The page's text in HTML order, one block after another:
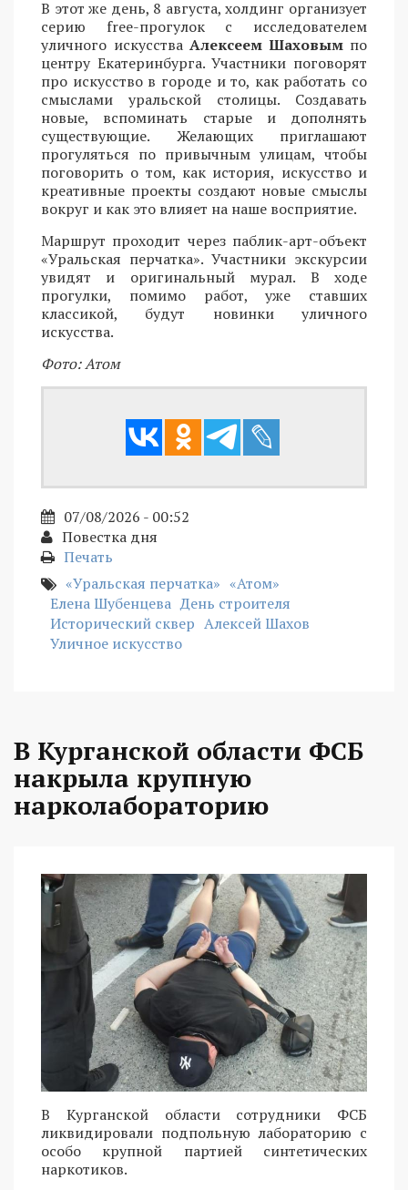
В этот же день, 8 августа, холдинг организует
серию free-прогулок с исследователем
уличного искусства Алексеем Шаховым по
центру Екатеринбурга. Участники поговорят
про искусство в городе и то, как работать со
смыслами уральской столицы. Создавать
новые, вспоминать старые и дополнять
существующие. Желающих приглашают
прогуляться по привычным улицам, чтобы
поговорить о том, как история, искусство и
креативные проекты создают новые смыслы
вокруг и как это влияет на наше восприятие.
Маршрут проходит через паблик-арт-объект
«Уральская перчатка». Участники экскурсии
увидят и оригинальный мурал. В ходе
прогулки, помимо работ, уже ставших
классикой, будут новинки уличного
искусства.
Фото: Атом
07/08/2026 - 00:52
Повестка дня
Печать
«Уральская перчатка» «Атом»
Елена Шубенцева День строителя
Исторический сквер Алексей Шахов
Уличное искусство
В Курганской области ФСБ
накрыла крупную
нарколабораторию
В Курганской области сотрудники ФСБ
ликвидировали подпольную лабораторию с
особо крупной партией синтетических
наркотиков.